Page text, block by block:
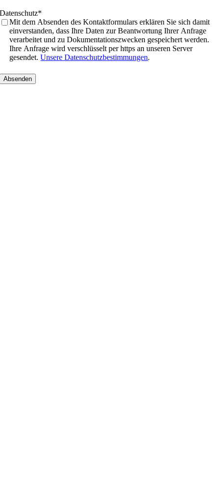
Datenschutz*
Mit dem Absenden des Kontaktformulars erklären Sie sich damit
einverstanden, dass Ihre Daten zur Beantwortung Ihrer Anfrage
verarbeitet und zu Dokumentationszwecken gespeichert werden.
Ihre Anfrage wird verschlüsselt per https an unseren Server
gesendet.Unsere Datenschutzbestimmungen.